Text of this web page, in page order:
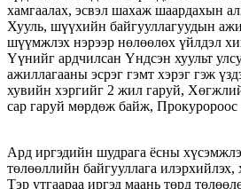
хамгаалах, эсвэл шахаж шаардахын
Хууль, шүүхийн байгууллагуудын
шүүмжлэх нэрээр нөлөөлөх үйлдэл
Үүнийг ардчилсан Үндсэн хуульт
ажиллагааны эсрэг гэмт хэрэг гэж
хувийн хэргийг 2 жил гаруй,
сар гаруй мөрдөж байж,
Ард иргэдийн шудрага ёсны
төлөөллийн байгууллага илэрхийлэх,
Тэр утгаараа иргэд маань төрд